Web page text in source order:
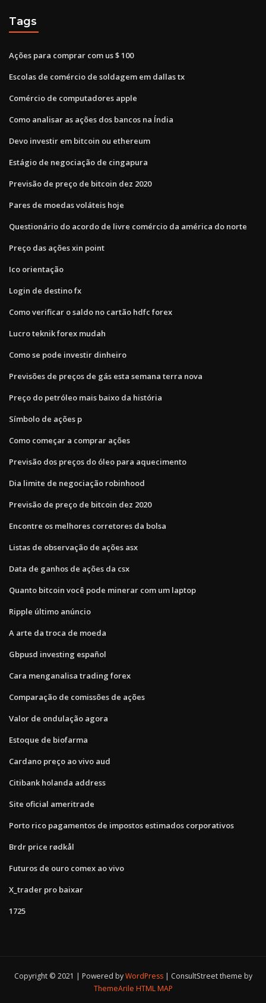
Tags
Ações para comprar com us $ 100
Escolas de comércio de soldagem em dallas tx
Comércio de computadores apple
Como analisar as ações dos bancos na Índia
Devo investir em bitcoin ou ethereum
Estágio de negociação de cingapura
Previsão de preço de bitcoin dez 2020
Pares de moedas voláteis hoje
Questionário do acordo de livre comércio da américa do norte
Preço das ações xin point
Ico orientação
Login de destino fx
Como verificar o saldo no cartão hdfc forex
Lucro teknik forex mudah
Como se pode investir dinheiro
Previsões de preços de gás esta semana terra nova
Preço do petróleo mais baixo da história
Símbolo de ações p
Como começar a comprar ações
Previsão dos preços do óleo para aquecimento
Dia limite de negociação robinhood
Previsão de preço de bitcoin dez 2020
Encontre os melhores corretores da bolsa
Listas de observação de ações asx
Data de ganhos de ações da csx
Quanto bitcoin você pode minerar com um laptop
Ripple último anúncio
A arte da troca de moeda
Gbpusd investing español
Cara menganalisa trading forex
Comparação de comissões de ações
Valor de ondulação agora
Estoque de biofarma
Cardano preço ao vivo aud
Citibank holanda address
Site oficial ameritrade
Porto rico pagamentos de impostos estimados corporativos
Brdr price rødkål
Futuros de ouro comex ao vivo
X_trader pro baixar
1725
Copyright © 2021 | Powered byWordPress
ConsultStreet theme by
ThemeArile HTML MAP